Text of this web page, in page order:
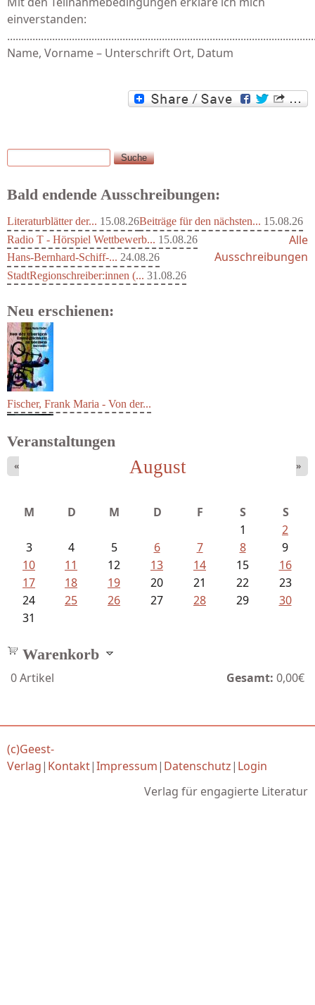
einverstanden:
Name, Vorname – Unterschrift Ort, Datum
Suchformular
Suche
Bald endende Ausschreibungen:
Literaturblätter der... 15.08.26Beiträge für den nächsten... 15.08.26
Radio T - Hörspiel Wettbewerb... 15.08.26
Hans-Bernhard-Schiff-... 24.08.26
StadtRegionschreiber:innen (... 31.08.26
Alle
Ausschreibungen
Neu erschienen:
Fischer, Frank Maria - Von der...
Veranstaltungen
August
« »
M D M D F S
S
1
2
3
4 5 6 7 8
9
10
11 12 13 14 15
16
17
18 19 20 21 22
23
24
25 26 27 28 29
30
31
Warenkorb
0Artikel Gesamt: 0,00€
(c)Geest-
Verlag| Kontakt|Impressum| Datenschutz| Login
Verlag für engagierte Literatur